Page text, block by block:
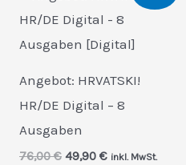
Angebot: HRVATSKI!
HR/DE Digital – 8
Ausgaben
76,00€ Ursprünglicher
49,90 €Aktueller
inkl. MwSt.